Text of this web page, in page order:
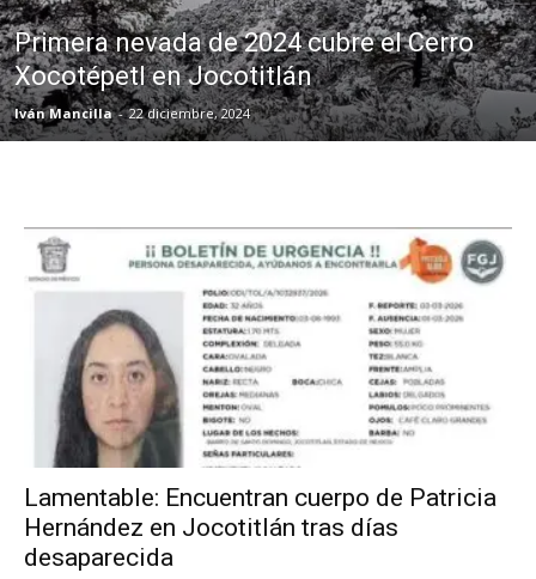
Primera nevada de 2024 cubre el Cerro
Xocotépetl en Jocotitlán
Iván Mancilla - 22 diciembre, 2024
Lamentable: Encuentran cuerpo de Patricia
Hernández en Jocotitlán tras días
desaparecida